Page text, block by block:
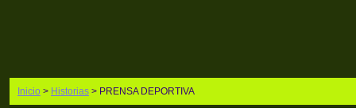
Inicio > Historias > PRENSA DEPORTIVA